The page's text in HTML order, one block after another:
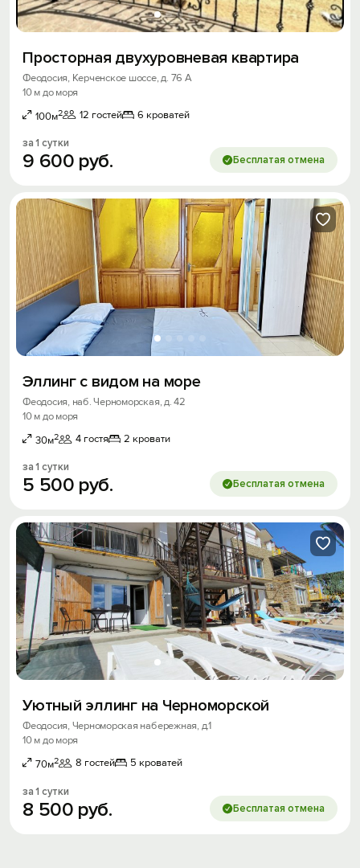
Просторная двухуровневая квартира
Феодосия, Керченское шоссе, д. 76 А
10 м до моря
100м2 12 гостей 6 кроватей
за 1 сутки
9 600 руб. Бесплатая отмена
Эллинг с видом на море
Феодосия, наб. Черноморская, д. 42
10 м до моря
30м2 4 гостя 2 кровати
за 1 сутки
5 500 руб. Бесплатая отмена
Уютный эллинг на Черноморской
Феодосия, Черноморская набережная, д.1
10 м до моря
70м2 8 гостей 5 кроватей
за 1 сутки
8 500 руб. Бесплатая отмена
Получить промокод